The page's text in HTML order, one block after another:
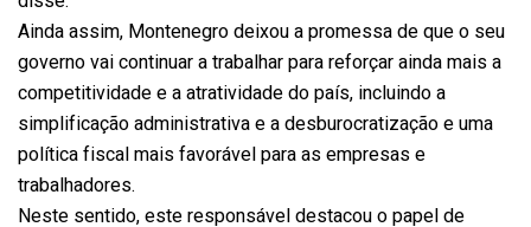
Ainda assim, Montenegro deixou a promessa de que o seu
governo vai continuar a trabalhar para reforçar ainda mais a
competitividade e a atratividade do país, incluindo a
simplificação administrativa e a desburocratização e uma
política fiscal mais favorável para as empresas e
trabalhadores.
Neste sentido, este responsável destacou o papel de